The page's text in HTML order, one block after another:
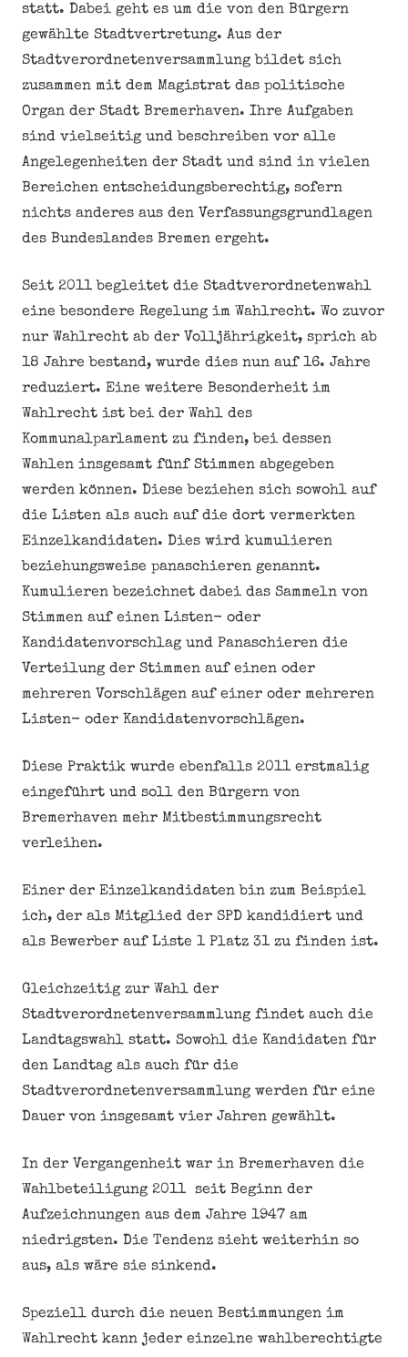
statt. Dabei geht es um die von den Bürgern
gewählte Stadtvertretung. Aus der
Stadtverordnetenversammlung bildet sich
zusammen mit dem Magistrat das politische
Organ der Stadt Bremerhaven. Ihre Aufgaben
sind vielseitig und beschreiben vor alle
Angelegenheiten der Stadt und sind in vielen
Bereichen entscheidungsberechtig, sofern
nichts anderes aus den Verfassungsgrundlagen
des Bundeslandes Bremen ergeht.
Seit 2011 begleitet die Stadtverordnetenwahl
eine besondere Regelung im Wahlrecht. Wo zuvor
nur Wahlrecht ab der Volljährigkeit, sprich ab
18 Jahre bestand, wurde dies nun auf 16. Jahre
reduziert. Eine weitere Besonderheit im
Wahlrecht ist bei der Wahl des
Kommunalparlament zu finden, bei dessen
Wahlen insgesamt fünf Stimmen abgegeben
werden können. Diese beziehen sich sowohl auf
die Listen als auch auf die dort vermerkten
Einzelkandidaten. Dies wird kumulieren
beziehungsweise panaschieren genannt.
Kumulieren bezeichnet dabei das Sammeln von
Stimmen auf einen Listen- oder
Kandidatenvorschlag und Panaschieren die
Verteilung der Stimmen auf einen oder
mehreren Vorschlägen auf einer oder mehreren
Listen- oder Kandidatenvorschlägen.
Diese Praktik wurde ebenfalls 2011 erstmalig
eingeführt und soll den Bürgern von
Bremerhaven mehr Mitbestimmungsrecht
verleihen.
Einer der Einzelkandidaten bin zum Beispiel
ich, der als Mitglied der SPD kandidiert und
als Bewerber auf Liste 1 Platz 31 zu finden ist.
Gleichzeitig zur Wahl der
Stadtverordnetenversammlung findet auch die
Landtagswahl statt. Sowohl die Kandidaten für
den Landtag als auch für die
Stadtverordnetenversammlung werden für eine
Dauer von insgesamt vier Jahren gewählt.
In der Vergangenheit war in Bremerhaven die
Wahlbeteiligung 2011 seit Beginn der
Aufzeichnungen aus dem Jahre 1947 am
niedrigsten. Die Tendenz sieht weiterhin so
aus, als wäre sie sinkend.
Speziell durch die neuen Bestimmungen im
Wahlrecht kann jeder einzelne wahlberechtigte